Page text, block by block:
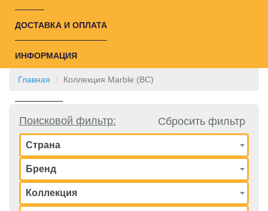
ДОСТАВКА И ОПЛАТА
ИНФОРМАЦИЯ
Главная Коллекция Marble (BC)
Поисковой фильтр: Сбросить фильтр
Страна
Бренд
Коллекция